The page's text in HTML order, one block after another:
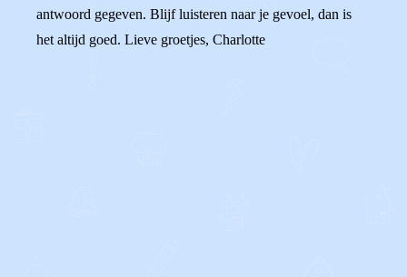
antwoord gegeven. Blijf luisteren naar je gevoel, dan is
het altijd goed. Lieve groetjes, Charlotte